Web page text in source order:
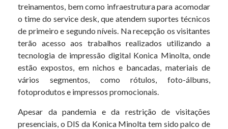
treinamentos, bem como infraestrutura para acomodar
o time do service desk, que atendem suportes técnicos
de primeiro e segundo níveis. Na recepção os visitantes
terão acesso aos trabalhos realizados utilizando a
tecnologia de impressão digital Konica Minolta, onde
estão expostos, em nichos e bancadas, materiais de
vários segmentos, como rótulos, foto-álbuns,
fotoprodutos e impressos promocionais.
Apesar da pandemia e da restrição de visitações
presenciais, o DIS da Konica Minolta tem sido palco de